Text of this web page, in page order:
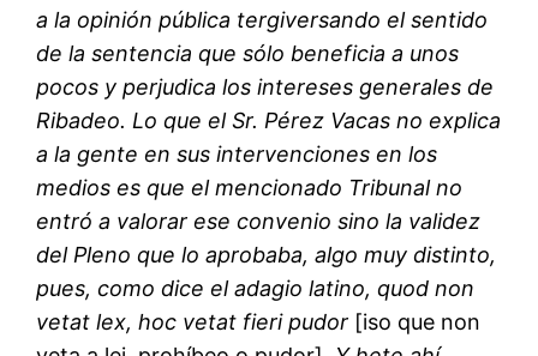
a la opinión pública tergiversando el sentido
de la sentencia que sólo beneficia a unos
pocos y perjudica los intereses generales de
Ribadeo. Lo que el Sr. Pérez Vacas no explica
a la gente en sus intervenciones en los
medios es que el mencionado Tribunal no
entró a valorar ese convenio sino la validez
del Pleno que lo aprobaba, algo muy distinto,
pues, como dice el adagio latino, quod non
vetat lex, hoc vetat fieri pudor [iso que non